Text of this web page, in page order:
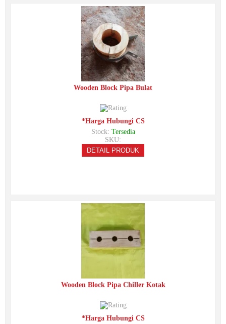
Wooden Block Pipa Bulat
*Harga Hubungi CS
Stock: Tersedia
SKU:
DETAIL PRODUK
Wooden Block Pipa Chiller Kotak
*Harga Hubungi CS